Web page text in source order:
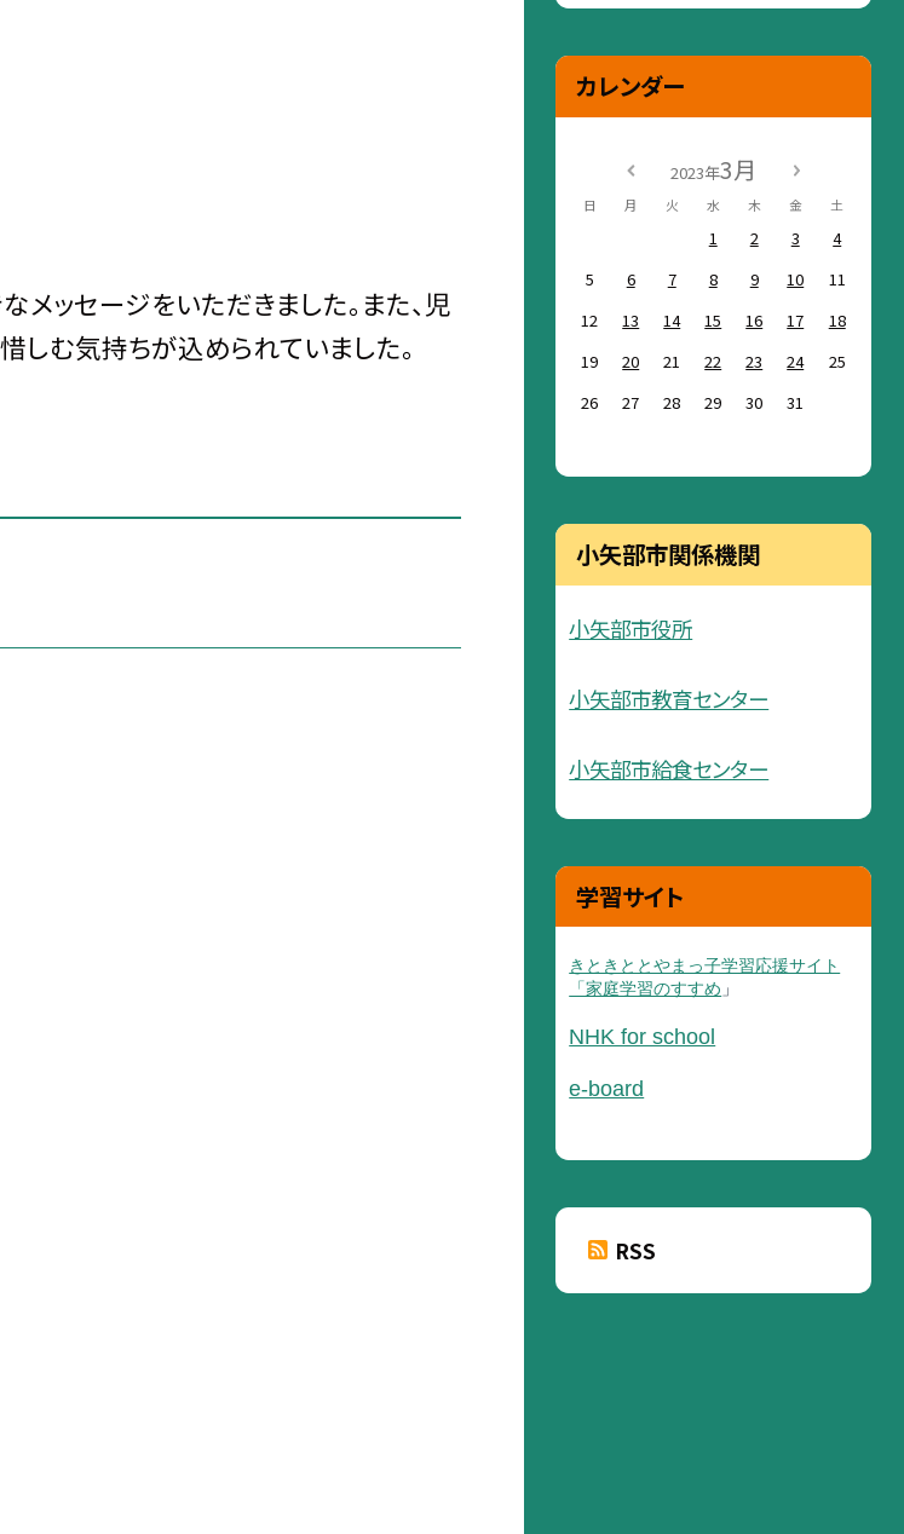
ッセージをいただきました。また、児
む気持ちが込められていました。
カレンダー
2023年3月
日 月 火 水 木 金 土
1 2 3
4
5
6 7 8 9 10
11
12
13 14 15 16 17
18
19
20 21 22 23 24
25
26
27 28 29 30 31
小矢部市関係機関
小矢部市役所
小矢部市教育センター
小矢部市給食センター
学習サイト
きときととやまっ子学習応援サイト
「家庭学習のすすめ 」
NHK for school
e-board
RSS